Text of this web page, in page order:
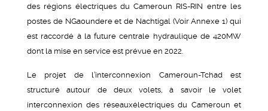
des régions électriques du Cameroun RIS-RIN entre les
postes de NGaoundere et de Nachtigal (Voir Annexe 1) qui
est raccordé à la future centrale hydraulique de 420MW
dont la mise en service est prévue en 2022.
Le projet de l’interconnexion Cameroun-Tchad est
structuré autour de deux volets, à savoir le volet
interconnexion des réseauxélectriques du Cameroun et